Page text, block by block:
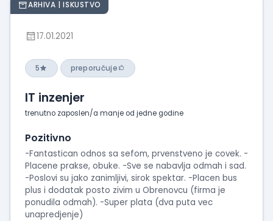
recenzija
iskustva
radu
utiske
ARHIVA | ISKUSTVO
17.01.2021
5 preporučuje
IT inzenjer
trenutno zaposlen/a manje od jedne godine
Pozitivno
-Fantastican odnos sa sefom, prvenstveno je covek. -
Placene prakse, obuke. -Sve se nabavlja odmah i sad.
-Poslovi su jako zanimljivi, sirok spektar. -Placen bus
plus i dodatak posto zivim u Obrenovcu (firma je
ponudila odmah). -Super plata (dva puta vec
unapredjenje)